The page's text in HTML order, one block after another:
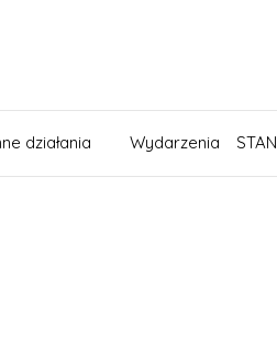
działania Wydarzenia